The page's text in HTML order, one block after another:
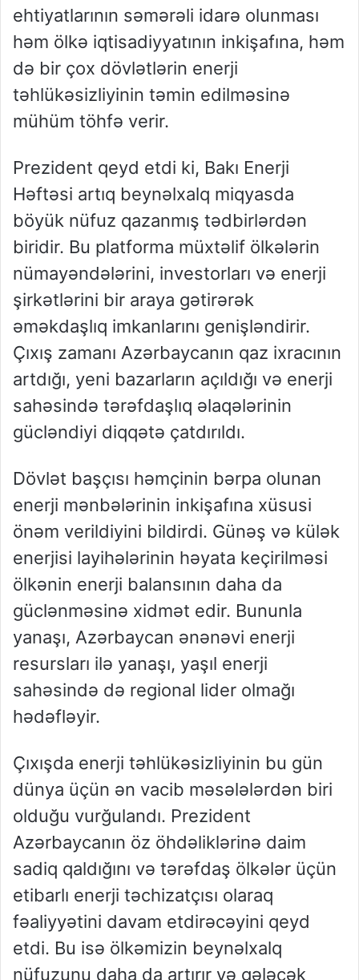
ehtiyatlarının səmərəli idarə olunması
həm ölkə iqtisadiyyatının inkişafına, həm
də bir çox dövlətlərin enerji
təhlükəsizliyinin təmin edilməsinə
mühüm töhfə verir.
Prezident qeyd etdi ki, Bakı Enerji
Həftəsi artıq beynəlxalq miqyasda
böyük nüfuz qazanmış tədbirlərdən
biridir. Bu platforma müxtəlif ölkələrin
nümayəndələrini, investorları və enerji
şirkətlərini bir araya gətirərək
əməkdaşlıq imkanlarını genişləndirir.
Çıxış zamanı Azərbaycanın qaz ixracının
artdığı, yeni bazarların açıldığı və enerji
sahəsində tərəfdaşlıq əlaqələrinin
gücləndiyi diqqətə çatdırıldı.
Dövlət başçısı həmçinin bərpa olunan
enerji mənbələrinin inkişafına xüsusi
önəm verildiyini bildirdi. Günəş və külək
enerjisi layihələrinin həyata keçirilməsi
ölkənin enerji balansının daha da
güclənməsinə xidmət edir. Bununla
yanaşı, Azərbaycan ənənəvi enerji
resursları ilə yanaşı, yaşıl enerji
sahəsində də regional lider olmağı
hədəfləyir.
Çıxışda enerji təhlükəsizliyinin bu gün
dünya üçün ən vacib məsələlərdən biri
olduğu vurğulandı. Prezident
Azərbaycanın öz öhdəliklərinə daim
sadiq qaldığını və tərəfdaş ölkələr üçün
etibarlı enerji təchizatçısı olaraq
fəaliyyətini davam etdirəcəyini qeyd
etdi. Bu isə ölkəmizin beynəlxalq
nüfuzunu daha da artırır və gələcək